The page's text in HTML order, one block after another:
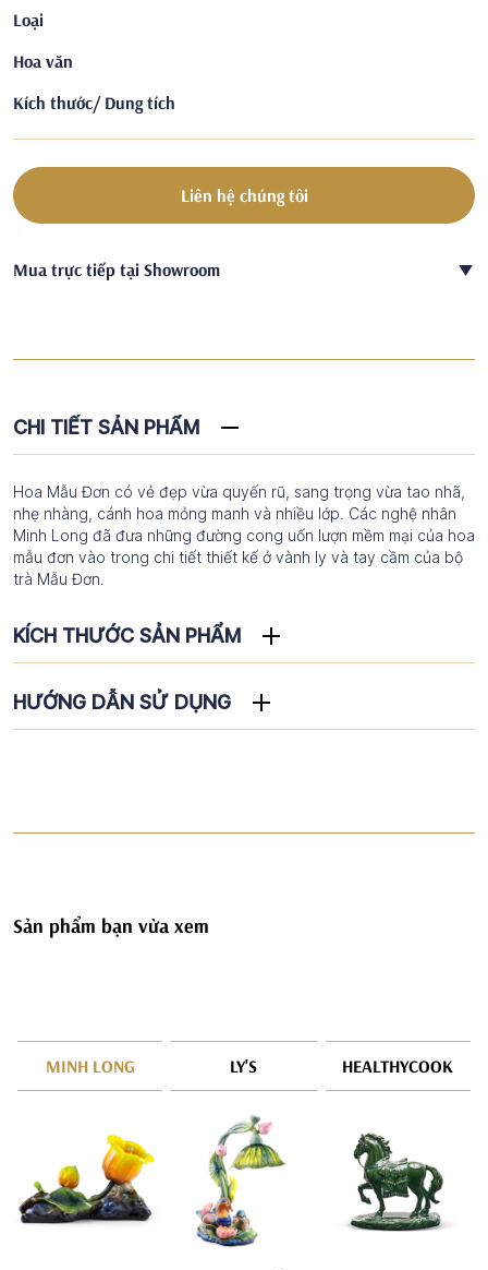
Loại
Hoa văn
Kích thước/ Dung tích
Liên hệ chúng tôi
Mua trực tiếp tại Showroom
CHI TIẾT SẢN PHẨM
Hoa Mẫu Đơn có vẻ đẹp vừa quyến rũ, sang trọng vừa tao nhã,
nhẹ nhàng, cánh hoa mỏng manh và nhiều lớp. Các nghệ nhân
Minh Long đã đưa những đường cong uốn lượn mềm mại của hoa
mẫu đơn vào trong chi tiết thiết kế ở vành ly và tay cầm của bộ
trà Mẫu Đơn.
KÍCH THƯỚC SẢN PHẨM
HƯỚNG DẪN SỬ DỤNG
Sản phẩm bạn vừa xem
MINH LONG LY'S HEALTHYCOOK